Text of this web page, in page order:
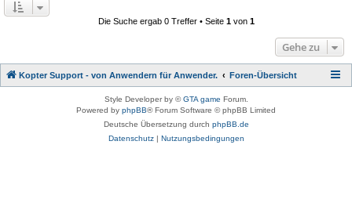
Die Suche ergab 0 Treffer • Seite 1von 1
Gehe zu
Kopter Support - von Anwendern für Anwender. Foren-Übersicht
Style Developer by ©GTA game Forum.
Powered by phpBB® Forum Software © phpBB Limited
Deutsche Übersetzung durch phpBB.de
Datenschutz| Nutzungsbedingungen